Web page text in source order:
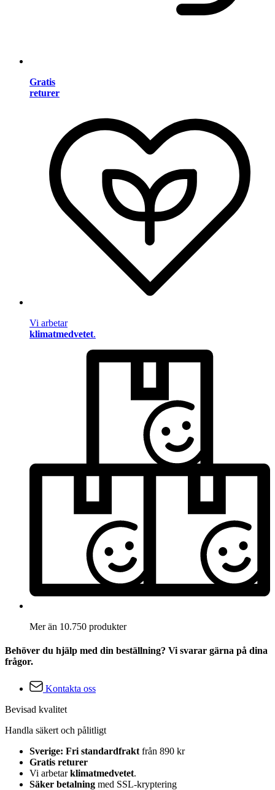
Gratis
returer
Vi arbetar
klimatmedvetet.
Mer än 10.750 produkter
Behöver du hjälp med din beställning? Vi svarar gärna på dina
frågor.
Kontakta oss
Bevisad kvalitet
Handla säkert och pålitligt
Sverige: Fri standardfrakt från 890 kr
Gratis returer
Vi arbetarklimatmedvetet.
Säker betalning med SSL-kryptering